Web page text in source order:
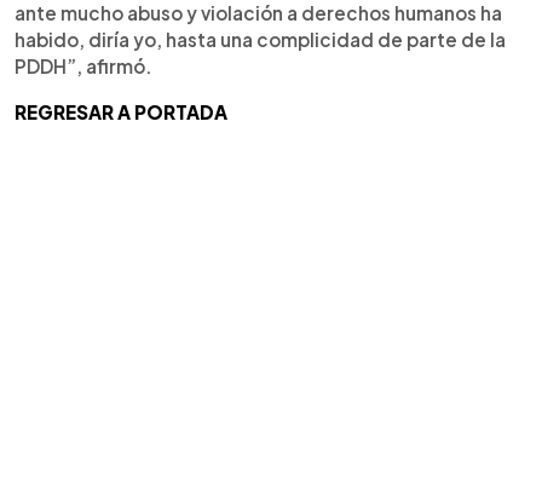
ante mucho abuso y violación a derechos humanos ha
habido, diría yo, hasta una complicidad de parte de la
PDDH”, afirmó.
REGRESAR A PORTADA